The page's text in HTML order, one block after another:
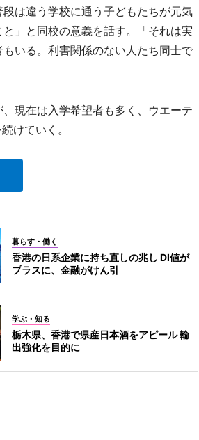
は違う学校に通う子どもたちが元気
」と同校の意義を話す。「それは実
いる。利害関係のない人たち同士で
現在は入学希望者も多く、ウエーテ
けていく。
暮らす・働く
香港の日系企業に持ち直しの兆し DI値が
プラスに、金融がけん引
学ぶ・知る
栃木県、香港で県産日本酒をアピール 輸
出強化を目的に